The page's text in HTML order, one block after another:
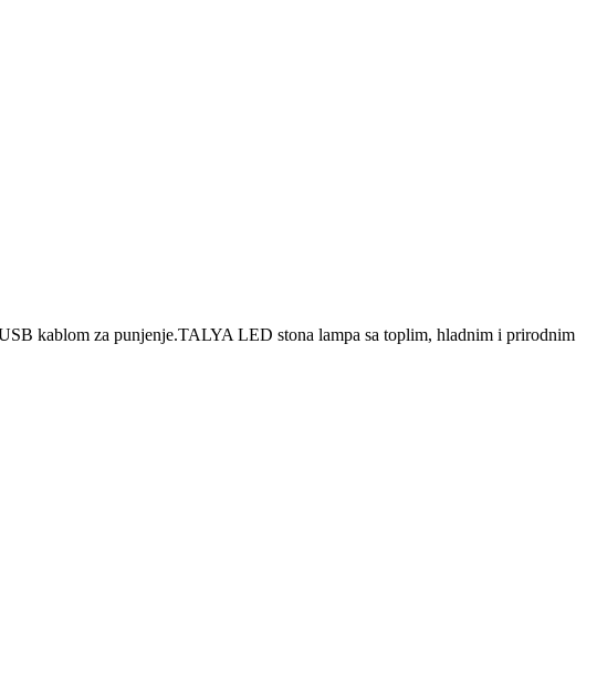
kablom za punjenje.TALYA LED stona lampa sa toplim, hladnim i prirodnim